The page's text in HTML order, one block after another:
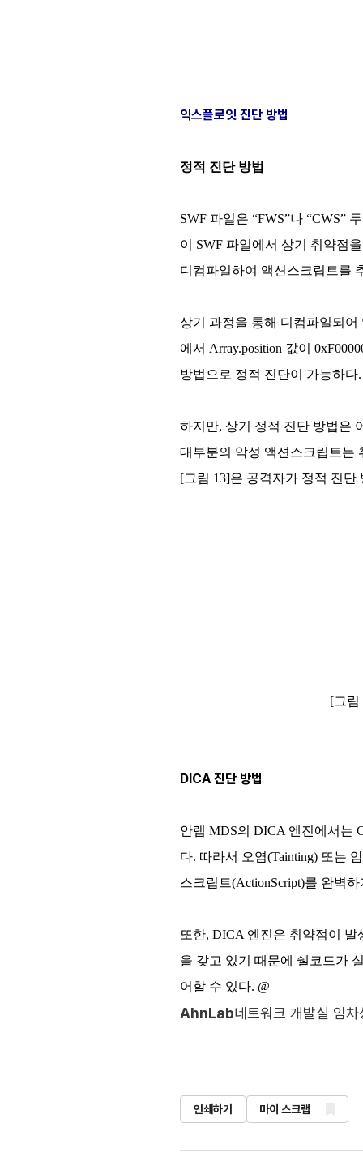
익스플로잇 진단 방법
정적 진단 방법
SWF 파일은 “FWS”나 “CWS”
이 SWF 파일에서 상기 취약점
디컴파일하여 액션스크립트를
상기 과정을 통해 디컴파일되어
에서 Array.position 값이
방법으로 정적 진단이 가능하다.
하지만, 상기 정적 진단 방법은
대부분의 악성 액션스크립트는
[그림 13]은 공격자가 정적 진
[그림
DICA 진단 방법
안랩 MDS의 DICA 엔진에서는
다. 따라서 오염(Tainting) 또는
스크립트(ActionScript)를 완벽
또한, DICA 엔진은 취약점이 발
을 갖고 있기 때문에 쉘코드가
어할 수 있다. @
AhnLab네트워크 개발실 임
인쇄하기 마이 스크랩